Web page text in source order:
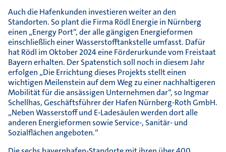
Auch die Hafenkunden investieren weiter an den
Standorten. So plant die Firma Rödl Energie in Nürnberg
einen „Energy Port“, der alle gängigen Energieformen
einschließlich einer Wasserstofftankstelle umfasst. Dafür
hat Rödl im Oktober 2024 eine Förderurkunde vom Freistaat
Bayern erhalten. Der Spatenstich soll noch in diesem Jahr
erfolgen „Die Errichtung dieses Projekts stellt einen
wichtigen Meilenstein auf dem Weg zu einer nachhaltigeren
Mobilität für die ansässigen Unternehmen dar“, so Ingmar
Schellhas, Geschäftsführer der Hafen Nürnberg-Roth GmbH.
„Neben Wasserstoff und E-Ladesäulen werden dort alle
anderen Energieformen sowie Service-, Sanitär- und
Sozialflächen angeboten.“